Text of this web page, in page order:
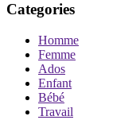
Categories
Homme
Femme
Ados
Enfant
Bébé
Travail